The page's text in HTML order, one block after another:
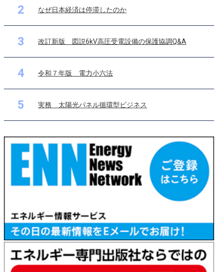
2 なぜ日本経済は停滞したのか
3 改訂新版 図説6kV高圧受電設備の保護協調Q&A
4 令和７年版 電力小六法
5 実務 太陽光パネル循環型ビジネス